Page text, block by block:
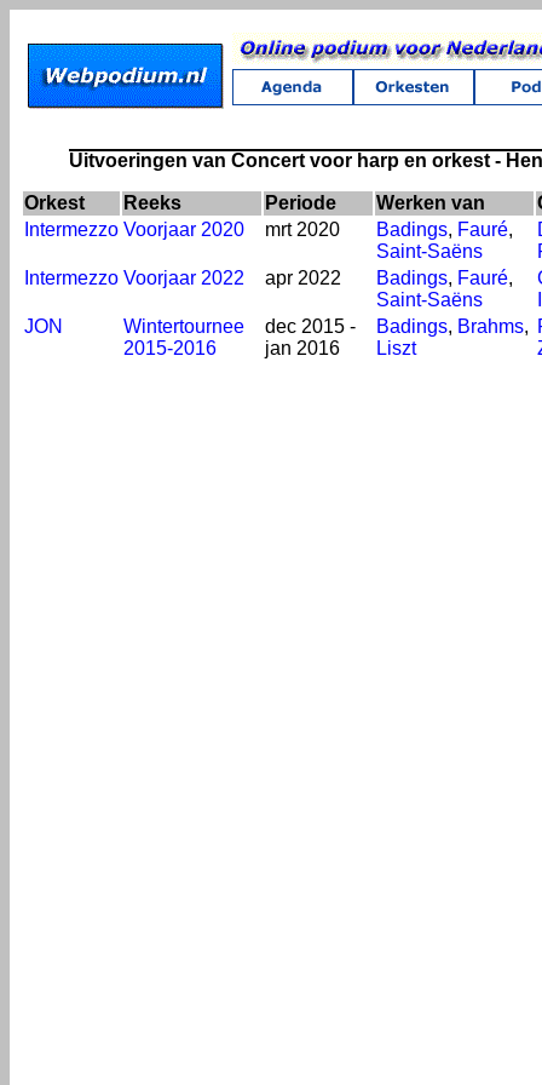
Uitvoeringen van Concert voor harp en orkest -
Orkest Reeks Periode Werken van
Intermezzo Voorjaar 2020 mrt 2020 Badings, Fauré,
Saint-Saëns
Intermezzo Voorjaar 2022 apr 2022 Badings, Fauré,
Saint-Saëns
JON
Wintertournee
2015-2016
dec 2015 -
jan 2016
Badings, Brahms,
Liszt